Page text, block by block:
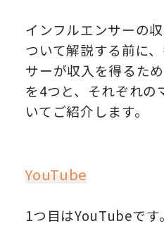
インフルエンサーの
ついて解説する前に
サーが収入を得るた
を4つと、それぞれの
いてご紹介します。
YouTube
1つ目はYouTubeです。